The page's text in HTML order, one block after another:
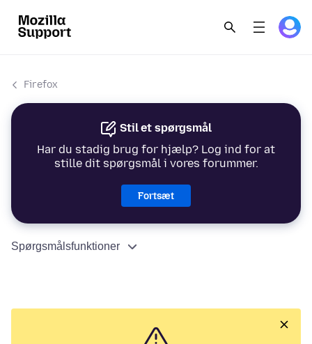
Firefox
Stil et spørgsmål
Har du stadig brug for hjælp? Log ind for at
stille dit spørgsmål i vores forummer.
Fortsæt
Spørgsmålsfunktioner